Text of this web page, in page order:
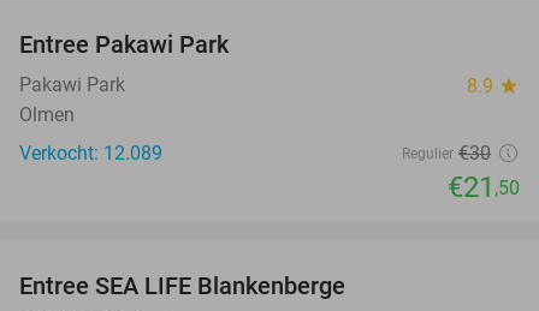
Entree Pakawi Park
Pakawi Park 8.9 star
Olmen
Verkocht: 12.089
Regulier €30
€21 ,50
Entree SEA LIFE Blankenberge